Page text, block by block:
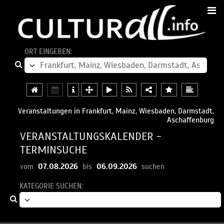
ORT EINGEBEN:
Veranstaltungen in Frankfurt, Mainz, Wiesbaden, Darmstadt,
Aschaffenburg
VERANSTALTUNGSKALENDER -
TERMINSUCHE
vom 07.08.2026 bis 06.09.2026 suchen
KATEGORIE SUCHEN: